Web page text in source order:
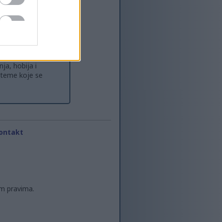
kao
sa
hobija i
koje se
pravima.